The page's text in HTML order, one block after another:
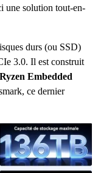
une solution tout-en-
durs (ou SSD)
3.0. Il est construit
Embedded
ce dernier